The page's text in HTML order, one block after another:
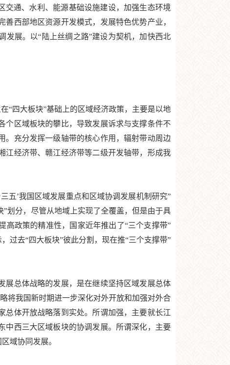
通、水利、能源基础设施建设，加强生态环境
西部地区资源开发模式，发展特色优势产业，
发展。以“陆上丝绸之路”建设为契机，加快西北
四大板块”基础上的区域经济政策，主要是以地
个区域板块的攀比，导致发展诉求与支撑条件不
。充分发挥一级轴带的核心作用，辐射带动周边
江经济带、赣江经济带等二级开发轴带，形成我
’我国区域发展重点和区域协调发展机制研究”
划分，尽管从地域上实现了全覆盖，但是由于具
高政策的精准性，国家近年推出了“三个支撑带”
过去“四大板块”彼此分割，现在推“三个支撑带”
总体战略的发展，是在继续坚持区域发展总体
将我国新时期进一步深化对外开放和加强对外合
总体开放战略落到实处。所谓加强，主要就长江
中西三大区域板块的协调发展。所谓深化，主要
域协同发展。